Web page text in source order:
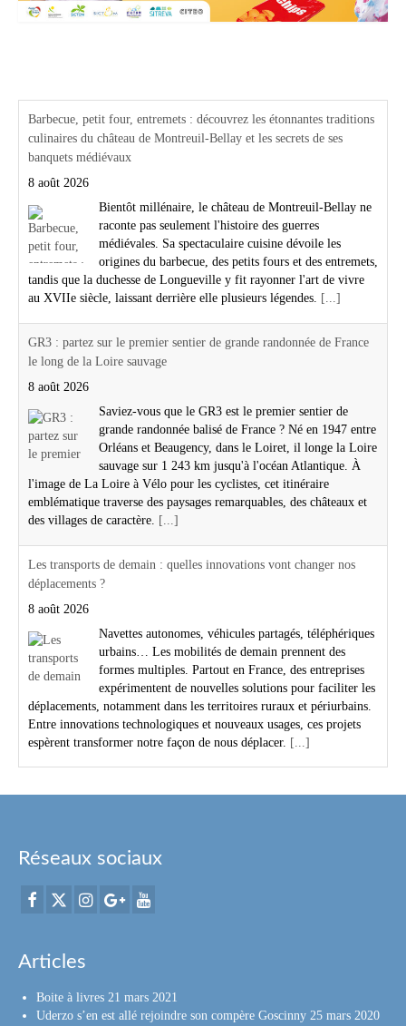
Barbecue, petit four, entremets : découvrez les étonnantes traditions
culinaires du château de Montreuil-Bellay et les secrets de ses
banquets médiévaux
8 août 2026
Bientôt millénaire, le château de Montreuil-Bellay ne
raconte pas seulement l'histoire des guerres
médiévales. Sa spectaculaire cuisine dévoile les
origines du barbecue, des petits fours et des entremets,
tandis que la duchesse de Longueville y fit rayonner l'art de vivre
au XVIIe siècle, laissant derrière elle plusieurs légendes. [...]
GR3 : partez sur le premier sentier de grande randonnée de France
le long de la Loire sauvage
8 août 2026
Saviez-vous que le GR3 est le premier sentier de
grande randonnée balisé de France ? Né en 1947 entre
Orléans et Beaugency, dans le Loiret, il longe la Loire
sauvage sur 1 243 km jusqu'à l'océan Atlantique. À
l'image de La Loire à Vélo pour les cyclistes, cet itinéraire
emblématique traverse des paysages remarquables, des châteaux et
des villages de caractère. [...]
Les transports de demain : quelles innovations vont changer nos
déplacements ?
8 août 2026
Navettes autonomes, véhicules partagés, téléphériques
urbains… Les mobilités de demain prennent des
formes multiples. Partout en France, des entreprises
expérimentent de nouvelles solutions pour faciliter les
déplacements, notamment dans les territoires ruraux et périurbains.
Entre innovations technologiques et nouveaux usages, ces projets
espèrent transformer notre façon de nous déplacer. [...]
Réseaux sociaux
Articles
Boite à livres 21 mars 2021
Uderzo s’en est allé rejoindre son compère Goscinny 25 mars 2020